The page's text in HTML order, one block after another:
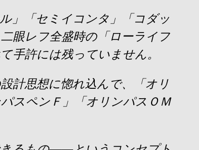
」「セミイコンタ」「コダッ
眼レフ全盛時の「ローライフ
手許には残っていません。
計思想に惚れ込んで、「オリ
スペンＦ」「オリンパスＯＭ